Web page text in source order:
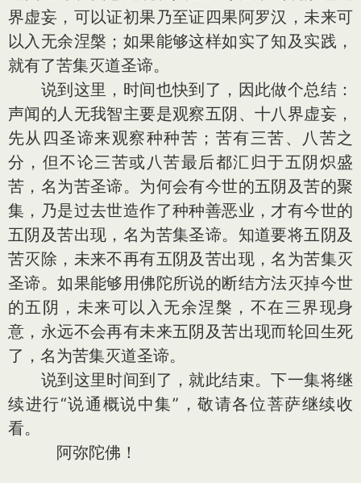
界虚妄，可以证初果乃至证四果阿罗汉，未来可
以入无余涅槃；如果能够这样如实了知及实践，
就有了苦集灭道圣谛。
说到这里，时间也快到了，因此做个总结：
声闻的人无我智主要是观察五阴、十八界虚妄，
先从四圣谛来观察种种苦；苦有三苦、八苦之
分，但不论三苦或八苦最后都汇归于五阴炽盛
苦，名为苦圣谛。为何会有今世的五阴及苦的聚
集，乃是过去世造作了种种善恶业，才有今世的
五阴及苦出现，名为苦集圣谛。知道要将五阴及
苦灭除，未来不再有五阴及苦出现，名为苦集灭
圣谛。如果能够用佛陀所说的断结方法灭掉今世
的五阴，未来可以入无余涅槃，不在三界现身
意，永远不会再有未来五阴及苦出现而轮回生死
了，名为苦集灭道圣谛。
说到这里时间到了，就此结束。下一集将继
续进行“说通概说中集”，敬请各位菩萨继续收
看。
阿弥陀佛！